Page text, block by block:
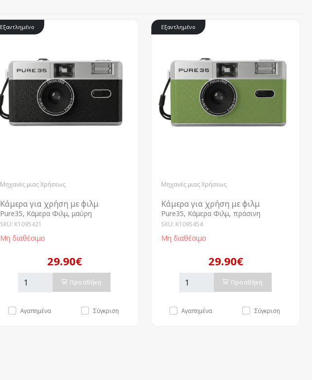
Εξαντλημένο
Μηχανές μιας Χρήσεως
Κάμερα για χρήση με φιλμ
Pure35, Κάμερα Φιλμ, μαύρη
SKU: K1095421
Μη διαθέσιμο
29.90€
Προσθήκη
Αγαπημένα Σύγκριση
Εξαντλημένο
Μηχανές μιας Χρήσεως
Κάμερα για χρήση με φιλμ
Pure35, Κάμερα Φιλμ, πράσινη
SKU: K1095454
Μη διαθέσιμο
29.90€
Προσθήκη
Αγαπημένα Σύγκριση